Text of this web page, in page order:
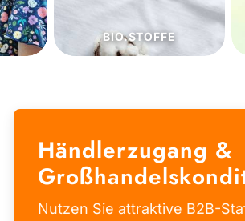
ECO.STOFFE
Händlerzugang &
Nutzen Sie attraktive B2B-